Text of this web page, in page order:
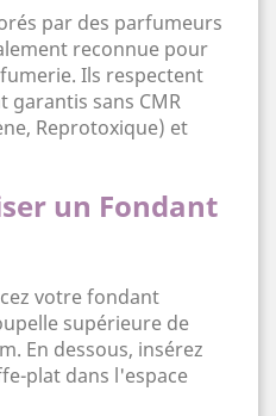
par des parfumeurs
reconnue pour
Ils respectent
garantis sans CMR
Reprotoxique) et
un Fondant
votre fondant
supérieure de
En dessous, insérez
plat dans l'espace